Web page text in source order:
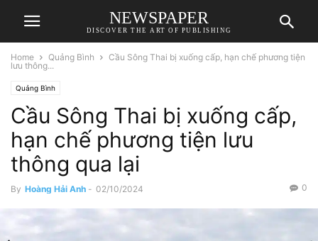
NEWSPAPER
DISCOVER THE ART OF PUBLISHING
Home Quảng Bình
Cầu Sông Thai bị xuống cấp, hạn chế phương tiện
lưu thông...
Quảng Bình
Cầu Sông Thai bị xuống cấp,
hạn chế phương tiện lưu
thông qua lại
By Hoàng Hải Anh - 02/10/2024 0